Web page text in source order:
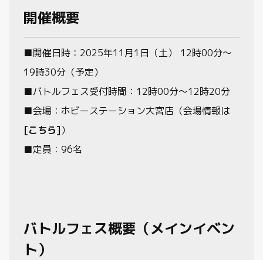
開催概要
■開催日時：2025年11月1日（土） 12時00分～
19時30分（予定）
■バトルフェス受付時間：12時00分～12時20分
■会場：ホビーステーション大宮店（会場情報は
[こちら]）
■定員：96名
バトルフェス概要（メインイベン
ト）